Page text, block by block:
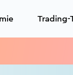
Trading-